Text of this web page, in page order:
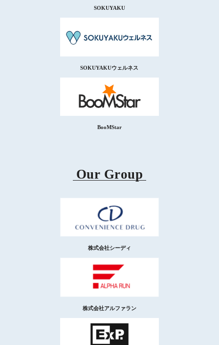
SOKUYAKU
SOKUYAKUウェルネス
BooMStar
Our Group
株式会社シーディ
株式会社アルファラン